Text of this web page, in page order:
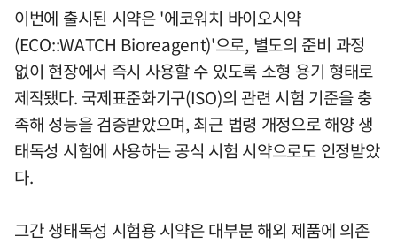
이번에 출시된 시약은 '에코워치 바이오시약
(ECO::WATCH Bioreagent)'으로, 별도의 준비 과정
없이 현장에서 즉시 사용할 수 있도록 소형 용기 형태로
제작됐다. 국제표준화기구(ISO)의 관련 시험 기준을 충
족해 성능을 검증받았으며, 최근 법령 개정으로 해양 생
태독성 시험에 사용하는 공식 시험 시약으로도 인정받았
다.
그간 생태독성 시험용 시약은 대부분 해외 제품에 의존